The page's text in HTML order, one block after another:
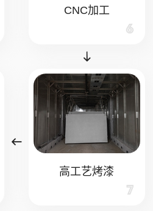
CNC加工
6
高工艺烤漆
7